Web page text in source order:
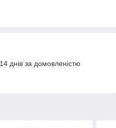
днів за домовленістю